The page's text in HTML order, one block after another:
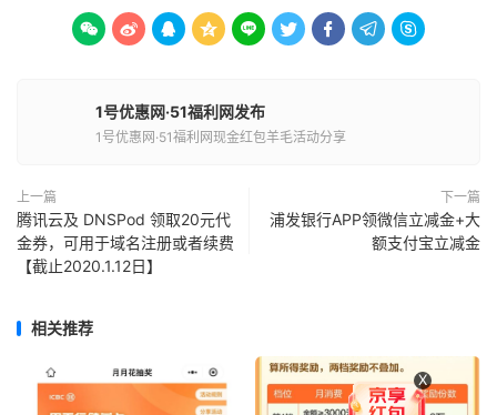
        
1号优惠网·51福利网发布
1号优惠网·51福利网现金红包羊毛活动分享
上一篇
腾讯云及 DNSPod 领取20元代
金券，可用于域名注册或者续费
【截止2020.1.12日】
下一篇
浦发银行APP领微信立减金+大
额支付宝立减金
相关推荐
X